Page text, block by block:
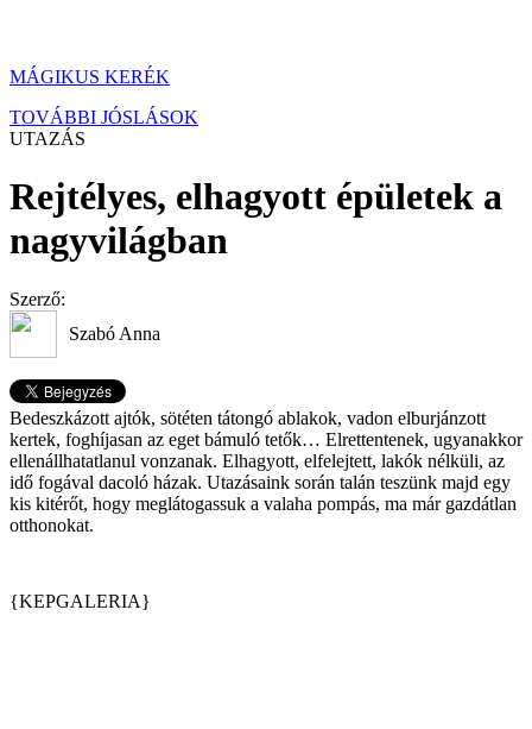
MÁGIKUS KERÉK
TOVÁBBI JÓSLÁSOK
UTAZÁS
Rejtélyes, elhagyott épületek a
nagyvilágban
Szerző:
Szabó Anna
Bedeszkázott ajtók, sötéten tátongó ablakok, vadon elburjánzott
kertek, foghíjasan az eget bámuló tetők… Elrettentenek, ugyanakkor
ellenállhatatlanul vonzanak. Elhagyott, elfelejtett, lakók nélküli, az
idő fogával dacoló házak. Utazásaink során talán teszünk majd egy
kis kitérőt, hogy meglátogassuk a valaha pompás, ma már gazdátlan
otthonokat.
{KEPGALERIA}